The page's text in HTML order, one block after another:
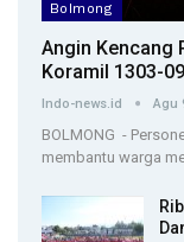
Bolmong
Angin Kencang
Koramil 1303-
Indo-news.id Agu
BOLMONG -
membantu warga